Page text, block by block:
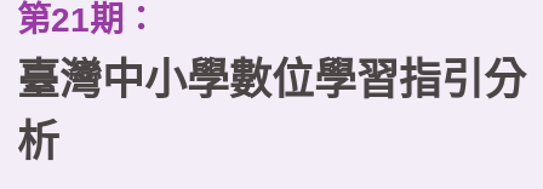
計，讓學生能在真實情境中主動探
索，提升學習責任感與批判性思
維。本研究透過桃子腳國中小的實
第21期：
臺灣中小學數位學習指引分
析